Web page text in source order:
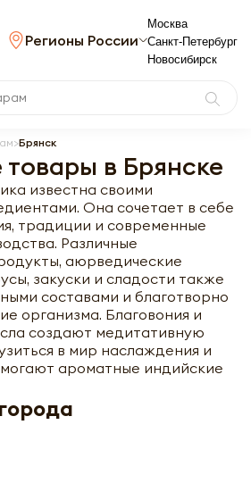
Регионы России
Москва
Санкт-Петербург
Новосибирск
Брянск
в Брянске
известна своими
Она сочетает в себе
традиции и современные
Различные
аюрведические
закуски и сладости также
составами и благотворно
организма. Благовония и
создают медитативную
в мир наслаждения и
ароматные индийские